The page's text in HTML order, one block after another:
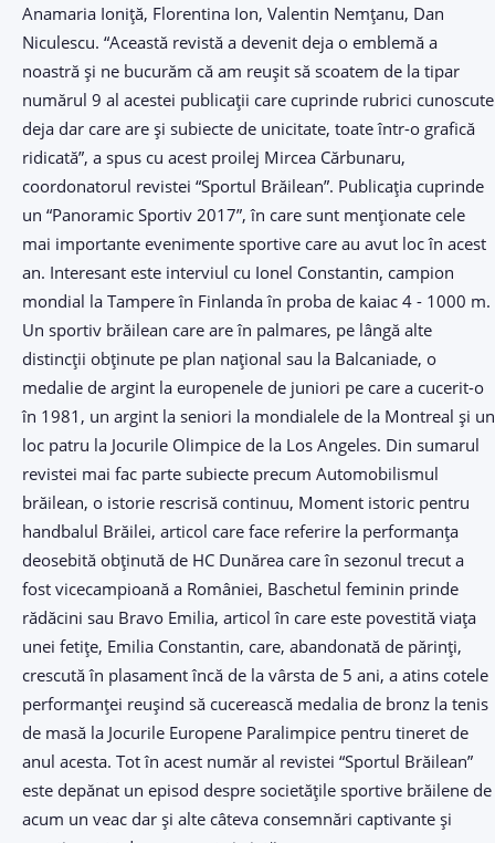
Anamaria Ioniţă, Florentina Ion, Valentin Nemţanu, Dan
Niculescu. “Această revistă a devenit deja o emblemă a
noastră şi ne bucurăm că am reuşit să scoatem de la tipar
numărul 9 al acestei publicaţii care cuprinde rubrici cunoscute
deja dar care are şi subiecte de unicitate, toate într-o grafică
ridicată”, a spus cu acest proilej Mircea Cărbunaru,
coordonatorul revistei “Sportul Brăilean”. Publicaţia cuprinde
un “Panoramic Sportiv 2017”, în care sunt menţionate cele
mai importante evenimente sportive care au avut loc în acest
an. Interesant este interviul cu Ionel Constantin, campion
mondial la Tampere în Finlanda în proba de kaiac 4 - 1000 m.
Un sportiv brăilean care are în palmares, pe lângă alte
distincţii obţinute pe plan naţional sau la Balcaniade, o
medalie de argint la europenele de juniori pe care a cucerit-o
în 1981, un argint la seniori la mondialele de la Montreal şi un
loc patru la Jocurile Olimpice de la Los Angeles. Din sumarul
revistei mai fac parte subiecte precum Automobilismul
brăilean, o istorie rescrisă continuu, Moment istoric pentru
handbalul Brăilei, articol care face referire la performanţa
deosebită obţinută de HC Dunărea care în sezonul trecut a
fost vicecampioană a României, Baschetul feminin prinde
rădăcini sau Bravo Emilia, articol în care este povestită viaţa
unei fetiţe, Emilia Constantin, care, abandonată de părinţi,
crescută în plasament încă de la vârsta de 5 ani, a atins cotele
performanţei reuşind să cucerească medalia de bronz la tenis
de masă la Jocurile Europene Paralimpice pentru tineret de
anul acesta. Tot în acest număr al revistei “Sportul Brăilean”
este depănat un episod despre societăţile sportive brăilene de
acum un veac dar şi alte câteva consemnări captivante şi